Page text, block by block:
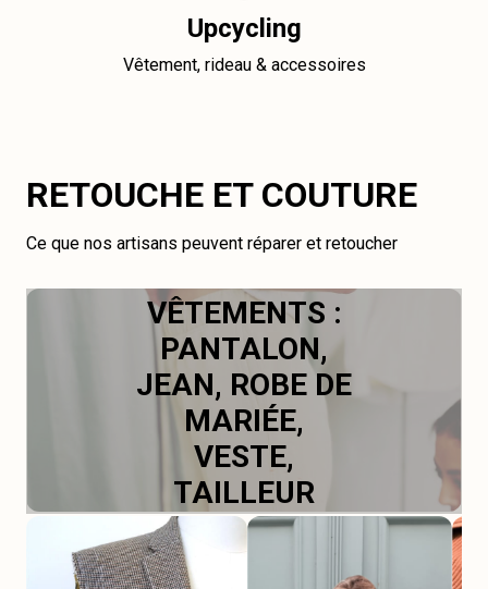
Upcycling
Vêtement, rideau & accessoires
RETOUCHE ET COUTURE
Ce que nos artisans peuvent réparer et retoucher
VÊTEMENTS :
PANTALON,
JEAN, ROBE DE
MARIÉE,
VESTE,
TAILLEUR